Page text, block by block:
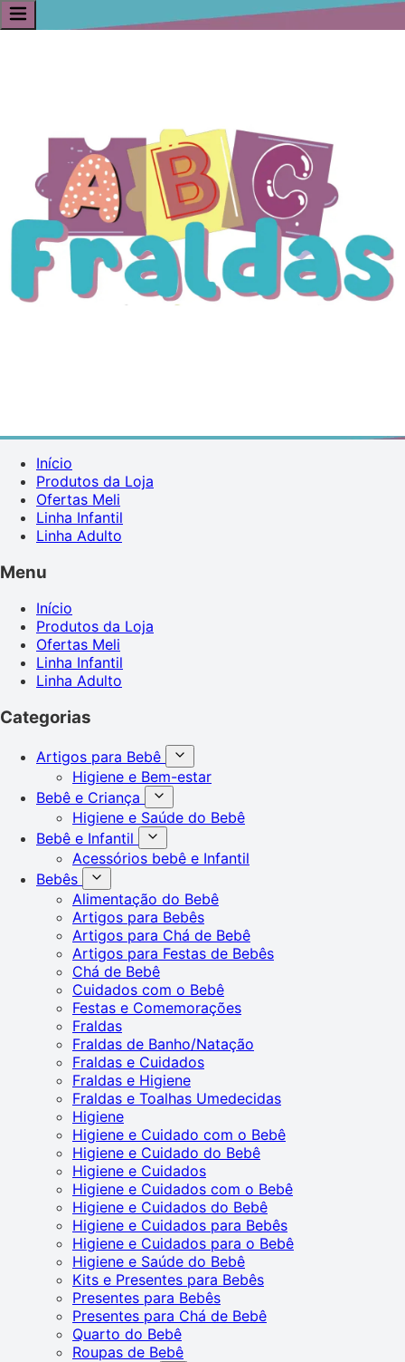
Início
Produtos da Loja
Ofertas Meli
Linha Infantil
Linha Adulto
Menu
Início
Produtos da Loja
Ofertas Meli
Linha Infantil
Linha Adulto
Categorias
Artigos para Bebê
Higiene e Bem-estar
Bebê e Criança
Higiene e Saúde do Bebê
Bebê e Infantil
Acessórios bebê e Infantil
Bebês
Alimentação do Bebê
Artigos para Bebês
Artigos para Chá de Bebê
Artigos para Festas de Bebês
Chá de Bebê
Cuidados com o Bebê
Festas e Comemorações
Fraldas
Fraldas de Banho/Natação
Fraldas e Cuidados
Fraldas e Higiene
Fraldas e Toalhas Umedecidas
Higiene
Higiene e Cuidado com o Bebê
Higiene e Cuidado do Bebê
Higiene e Cuidados
Higiene e Cuidados com o Bebê
Higiene e Cuidados do Bebê
Higiene e Cuidados para Bebês
Higiene e Cuidados para o Bebê
Higiene e Saúde do Bebê
Kits e Presentes para Bebês
Presentes para Bebês
Presentes para Chá de Bebê
Quarto do Bebê
Roupas de Bebê